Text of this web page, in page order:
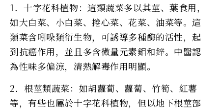
1．十字花科植物：這類蔬菜多以其莖、葉食用，
如大白菜、小白菜、捲心菜、花菜、油菜等。這
類菜含吲哚類衍生物，可誘導多種酶的活性，起
到抗癌作用，並且多含微量元素鉬和鋅。中醫認
為性味多偏涼，清熱解毒作用明顯。
2．根莖類蔬菜：如胡蘿蔔、蘿蔔、竹筍、紅薯
等，有些也屬於十字花科植物，但以地下根莖部